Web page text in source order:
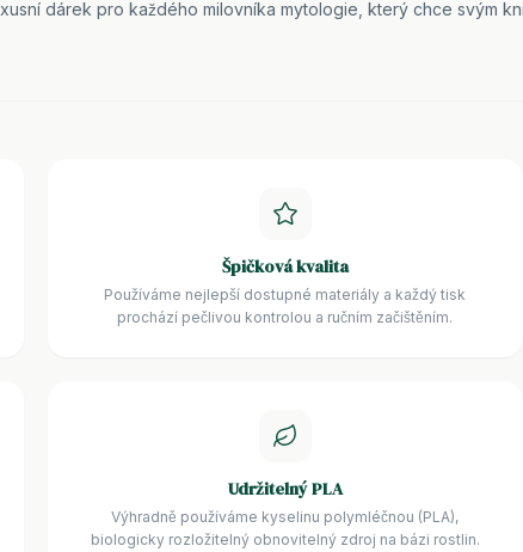
dárek pro každého milovníka mytologie, který chce svým
Špičková kvalita
Používáme nejlepší dostupné materiály a každý tisk
prochází pečlivou kontrolou a ručním začištěním.
Udržitelný PLA
Výhradně používáme kyselinu polymléčnou (PLA),
biologicky rozložitelný obnovitelný zdroj na bázi rostlin.